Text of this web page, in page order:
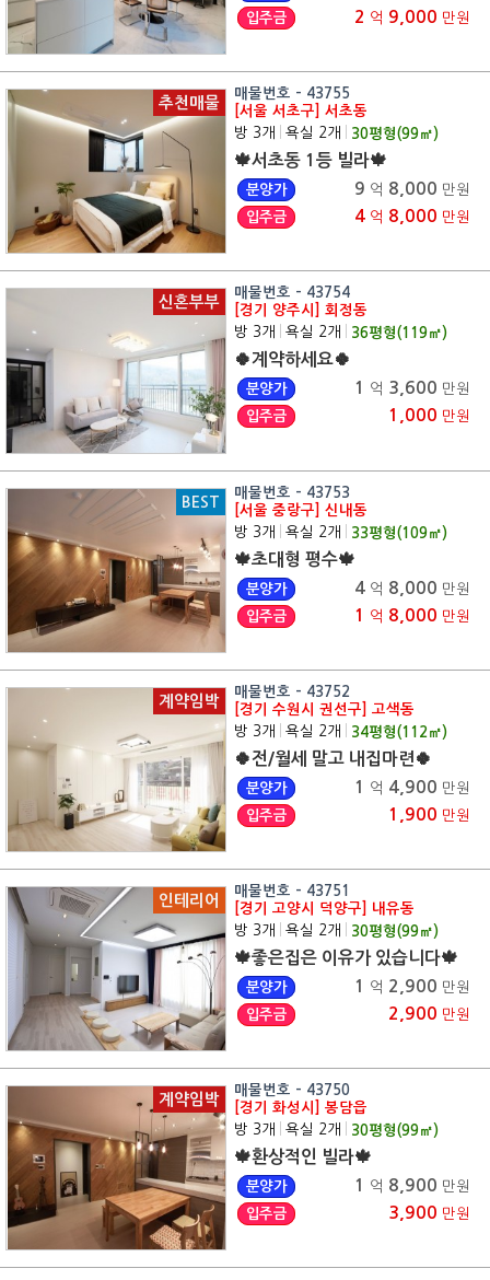
입주금 2 억 9,000 만원
추천매물
매물번호 - 43755
[서울 서초구] 서초동
방 3개
욕실 2개 30평형(99㎡)
🍁서초동 1등 빌라🍁
분양가 9 억 8,000 만원
입주금
4 억 8,000 만원
신혼부부
매물번호 - 43754
[경기 양주시] 회정동
방 3개
욕실 2개 36평형(119㎡)
🍀계약하세요🍀
분양가 1 억 3,600 만원
입주금
1,000 만원
BEST
매물번호 - 43753
[서울 중랑구] 신내동
방 3개
욕실 2개 33평형(109㎡)
🍁초대형 평수🍁
분양가 4 억 8,000 만원
입주금
1 억 8,000 만원
계약임박
매물번호 - 43752
[경기 수원시 권선구] 고색동
방 3개
욕실 2개 34평형(112 ㎡)
🍀전/월세 말고 내집마련🍀
분양가 1 억 4,900 만원
입주금
1,900 만원
인테리어
매물번호 - 43751
[경기 고양시 덕양구] 내유동
방 3개
욕실 2개 30평형(99㎡)
🍁좋은집은 이유가 있습니다🍁
분양가 1 억 2,900 만원
입주금
2,900 만원
계약임박
매물번호 - 43750
[경기 화성시] 봉담읍
방 3개
욕실 2개 30평형(99㎡)
🍁환상적인 빌라🍁
분양가 1 억 8,900 만원
입주금
3,900 만원